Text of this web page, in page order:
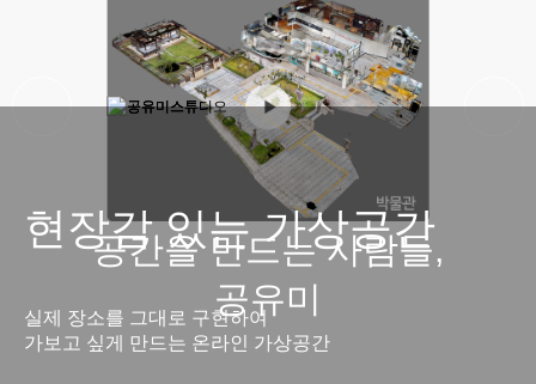
공간을 만드는 사람들,
공유미
현장감 있는 가상공간
실제 장소를 그대로 구현하여
가보고 싶게 만드는 온라인 가상공간